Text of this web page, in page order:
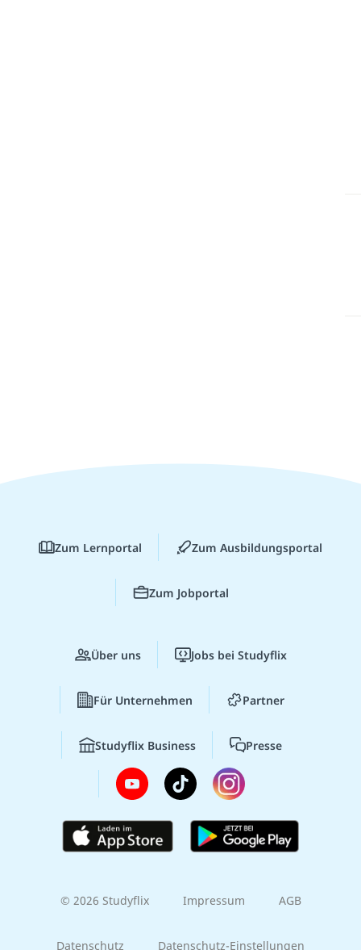
Zum Lernportal Zum Ausbildungsportal
Zum Jobportal
Über uns Jobs bei Studyflix
Für Unternehmen Partner
Studyflix Business Presse
© 2026 Studyflix Impressum AGB
Datenschutz Datenschutz-Einstellungen